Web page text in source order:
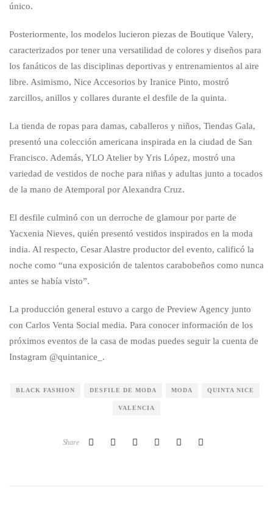
único.
Posteriormente, los modelos lucieron piezas de Boutique Valery,
caracterizados por tener una versatilidad de colores y diseños para
los fanáticos de las disciplinas deportivas y entrenamientos al aire
libre. Asimismo, Nice Accesorios by Iranice Pinto, mostró
zarcillos, anillos y collares durante el desfile de la quinta.
La tienda de ropas para damas, caballeros y niños, Tiendas Gala,
presentó una colección americana inspirada en la ciudad de San
Francisco. Además, YLO Atelier by Yris López, mostró una
variedad de vestidos de noche para niñas y adultas junto a tocados
de la mano de Atemporal por Alexandra Cruz.
El desfile culminó con un derroche de glamour por parte de
Yacxenia Nieves, quién presentó vestidos inspirados en la moda
india. Al respecto, Cesar Alastre productor del evento, calificó la
noche como “una exposición de talentos carabobeños como nunca
antes se había visto”.
La producción general estuvo a cargo de Preview Agency junto
con Carlos Venta Social media. Para conocer información de los
próximos eventos de la casa de modas puedes seguir la cuenta de
Instagram @quintanice_.
BLACK FASHION DESFILE DE MODA MODA QUINTA NICE
VALENCIA
Share